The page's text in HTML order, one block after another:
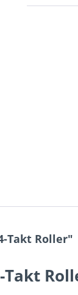
Takt Roller"
Takt